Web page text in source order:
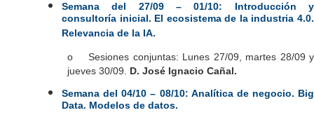
Semana del 27/09 – 01/10: Introducción y
consultoría inicial. El ecosistema de la industria 4.0.
Relevancia de la IA.
o Sesiones conjuntas: Lunes 27/09, martes 28/09 y
jueves 30/09. D. José Ignacio Cañal.
Semana del 04/10 – 08/10: Analítica de negocio. Big
Data. Modelos de datos.